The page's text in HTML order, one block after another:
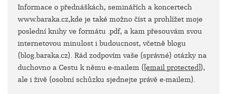
Informace o přednáškách, seminářích a koncertech
www.baraka.cz,kde je také možno číst a prohlížet moje
poslední knihy ve formátu .pdf, a kam přesouvám svou
internetovou minulost i budoucnost, včetně blogu
(blog.baraka.cz). Rád zodpovím vaše (správné) otázky na
duchovno a Cestu k němu e-mailem ([email protected]),
ale i živě (osobní schůzku sjednejte právě e-mailem).